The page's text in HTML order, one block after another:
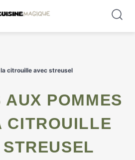
citrouille avec streusel
CITROUILLE